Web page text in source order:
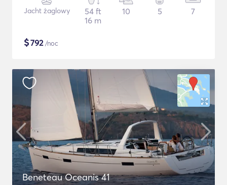
Jacht żaglowy
54 ft
16 m
10 5 7
$792/noc
Beneteau Oceanis 41